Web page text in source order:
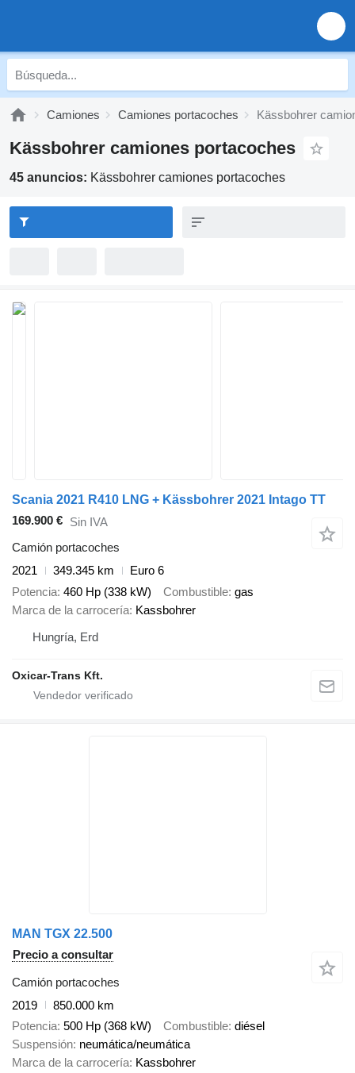
Camiones Camiones portacoches Kässbohrer
Kässbohrer camiones portacoches
45 anuncios: Kässbohrer camiones portacoches
Scania 2021 R410 LNG + Kässbohrer 2021 Intago TT
169.900 € Sin IVA
Camión portacoches
2021
349.345 km
Euro 6
Potencia 460 Hp (338 kW) Combustible gas
Marca de la carrocería Kassbohrer
Hungría, Erd
Oxicar-Trans Kft.
MAN TGX 22.500
Precio a consultar
Camión portacoches
2019
850.000 km
Potencia 500 Hp (368 kW) Combustible diésel
Suspensión neumática/neumática
Marca de la carrocería Kassbohrer